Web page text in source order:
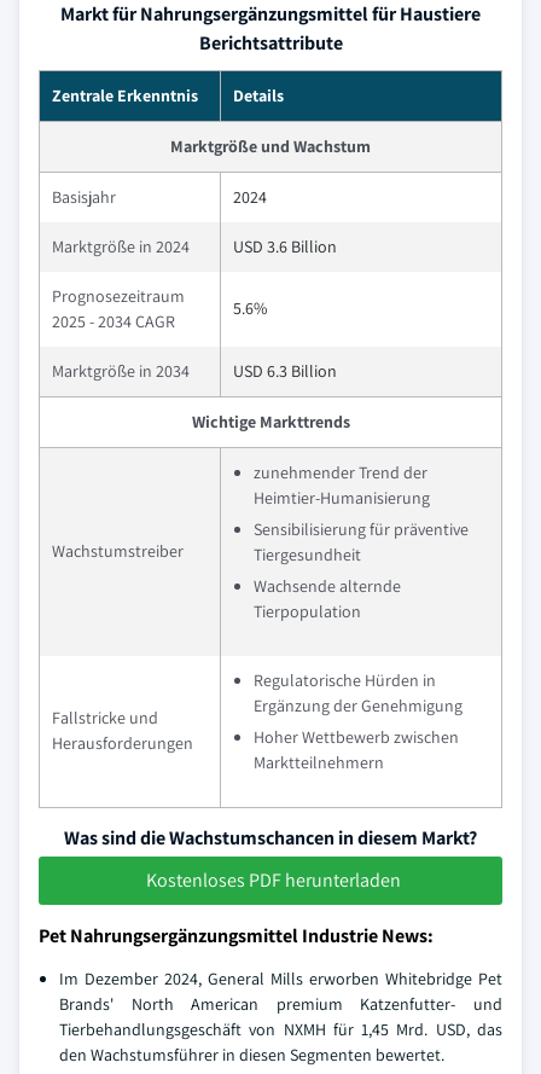
Markt für Nahrungsergänzungsmittel für Haustiere
Berichtsattribute
Zentrale Erkenntnis Details
Marktgröße und Wachstum
Basisjahr 2024
Marktgröße in 2024 USD 3.6 Billion
Prognosezeitraum
2025 - 2034 CAGR
5.6%
Marktgröße in 2034 USD 6.3 Billion
Wichtige Markttrends
Wachstumstreiber
zunehmender Trend der
Heimtier-Humanisierung
Sensibilisierung für präventive
Tiergesundheit
Wachsende alternde
Tierpopulation
Fallstricke und
Herausforderungen
Regulatorische Hürden in
Ergänzung der Genehmigung
Hoher Wettbewerb zwischen
Marktteilnehmern
Was sind die Wachstumschancen in diesem Markt?
Kostenloses PDF herunterladen
Pet Nahrungsergänzungsmittel Industrie News:
Im Dezember 2024, General Mills erworben Whitebridge Pet
Brands' North American premium Katzenfutter- und
Tierbehandlungsgeschäft von NXMH für 1,45 Mrd. USD, das
den Wachstumsführer in diesen Segmenten bewertet.